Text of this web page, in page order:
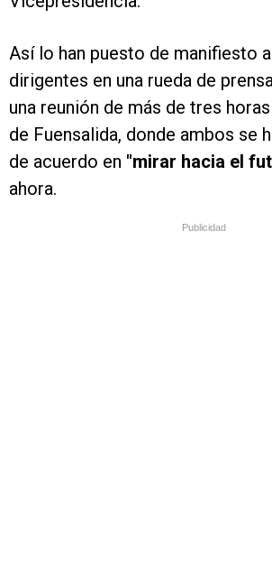
Así lo han puesto de manifiesto
dirigentes en una rueda de
una reunión de más de tres
de Fuensalida, donde ambos se
de acuerdo en "mirar hacia el
ahora.
Publicidad